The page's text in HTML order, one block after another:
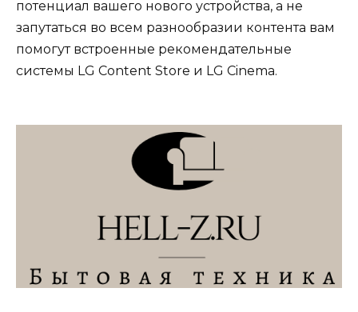
потенциал вашего нового устройства, а не
запутаться во всем разнообразии контента вам
помогут встроенные рекомендательные
системы LG Content Store и LG Cinema.